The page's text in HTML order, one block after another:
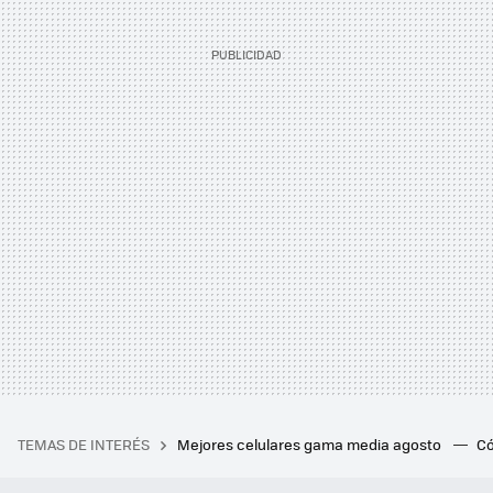
TEMAS DE INTERÉS Mejores celulares gama media agosto